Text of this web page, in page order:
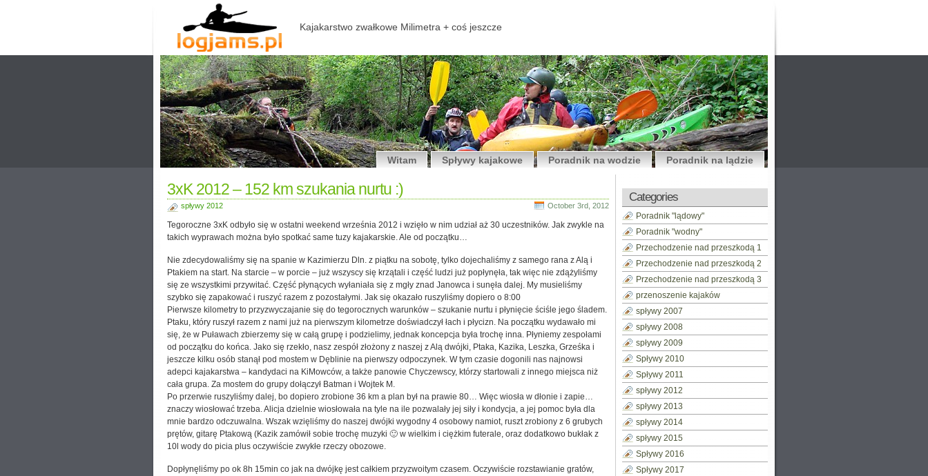
Kajakarstwo zwałkowe Milimetra + coś jeszcze
Witam Spływy kajakowe Poradnik na wodzie Poradnik na lądzie
3xK 2012 – 152 km szukania nurtu :)
spływy 2012 October 3rd, 2012
Tegoroczne 3xK odbyło się w ostatni weekend września 2012 i wzięło w nim udział aż 30 uczestników. Jak zwykle na
takich wyprawach można było spotkać same tuzy kajakarskie. Ale od początku…
Nie zdecydowaliśmy się na spanie w Kazimierzu Dln. z piątku na sobotę, tylko dojechaliśmy z samego rana z Alą i
Ptakiem na start. Na starcie – w porcie – już wszyscy się krzątali i część ludzi już popłynęła, tak więc nie zdążyliśmy
się ze wszystkimi przywitać. Część płynących wyłaniała się z mgły znad Janowca i sunęła dalej. My musieliśmy
szybko się zapakować i ruszyć razem z pozostałymi. Jak się okazało ruszyliśmy dopiero o 8:00
Pierwsze kilometry to przyzwyczajanie się do tegorocznych warunków – szukanie nurtu i płynięcie ściśle jego śladem.
Ptaku, który ruszył razem z nami już na pierwszym kilometrze doświadczył łach i płycizn. Na początku wydawało mi
się, że w Puławach zbierzemy się w całą grupę i podzielimy, jednak koncepcja była trochę inna. Płyniemy zespołami
od początku do końca. Jako się rzekło, nasz zespół złożony z naszej z Alą dwójki, Ptaka, Kazika, Leszka, Grześka i
jeszcze kilku osób stanął pod mostem w Dęblinie na pierwszy odpoczynek. W tym czasie dogonili nas najnowsi
adepci kajakarstwa – kandydaci na KiMowców, a także panowie Chyczewscy, którzy startowali z innego miejsca niż
cała grupa. Za mostem do grupy dołączył Batman i Wojtek M.
Po przerwie ruszyliśmy dalej, bo dopiero zrobione 36 km a plan był na prawie 80… Więc wiosła w dłonie i zapie…
znaczy wiosłować trzeba. Alicja dzielnie wiosłowała na tyle na ile pozwalały jej siły i kondycja, a jej pomoc była dla
mnie bardzo odczuwalna. Wszak wzięliśmy do naszej dwójki wygodny 4 osobowy namiot, ruszt zrobiony z 6 grubych
prętów, gitarę Ptakową (Kazik zamówił sobie trochę muzyki 🙂 w wielkim i ciężkim futerale, oraz dodatkowo bukłak z
10l wody do picia plus oczywiście zwykłe rzeczy obozowe.
Dopłynęliśmy po ok 8h 15min co jak na dwójkę jest całkiem przyzwoitym czasem. Oczywiście rozstawianie gratów,
Categories
Poradnik "lądowy"
Poradnik "wodny"
Przechodzenie nad przeszkodą 1
Przechodzenie nad przeszkodą 2
Przechodzenie nad przeszkodą 3
przenoszenie kajaków
spływy 2007
spływy 2008
spływy 2009
Spływy 2010
Spływy 2011
spływy 2012
spływy 2013
spływy 2014
spływy 2015
Spływy 2016
Spływy 2017